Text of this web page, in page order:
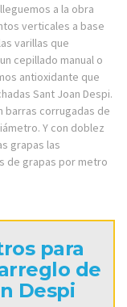
a la obra
verticales a base
varillas que
cepillado manual o
antioxidante que
Sant Joan Despi.
barras corrugadas de
Y con doblez
grapas las
de grapas por metro
para
de
Despi